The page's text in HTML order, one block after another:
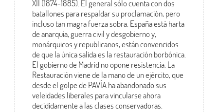
XII (1874-1885). El general sólo cuenta con dos
batallones para respaldar su proclamación, pero
incluso tan magra fuerza sobra. España está harta
de anarquía, guerra civil y desgobierno y,
monárquicos y republicanos, están convencidos
de que la única salida es la restauración borbónica.
El gobierno de Madrid no opone resistencia. La
Restauración viene de la mano de un ejército, que
desde el golpe de PAVÍA ha abandonado sus
veleidades liberales para vincularse ahora
decididamente a las clases conservadoras.